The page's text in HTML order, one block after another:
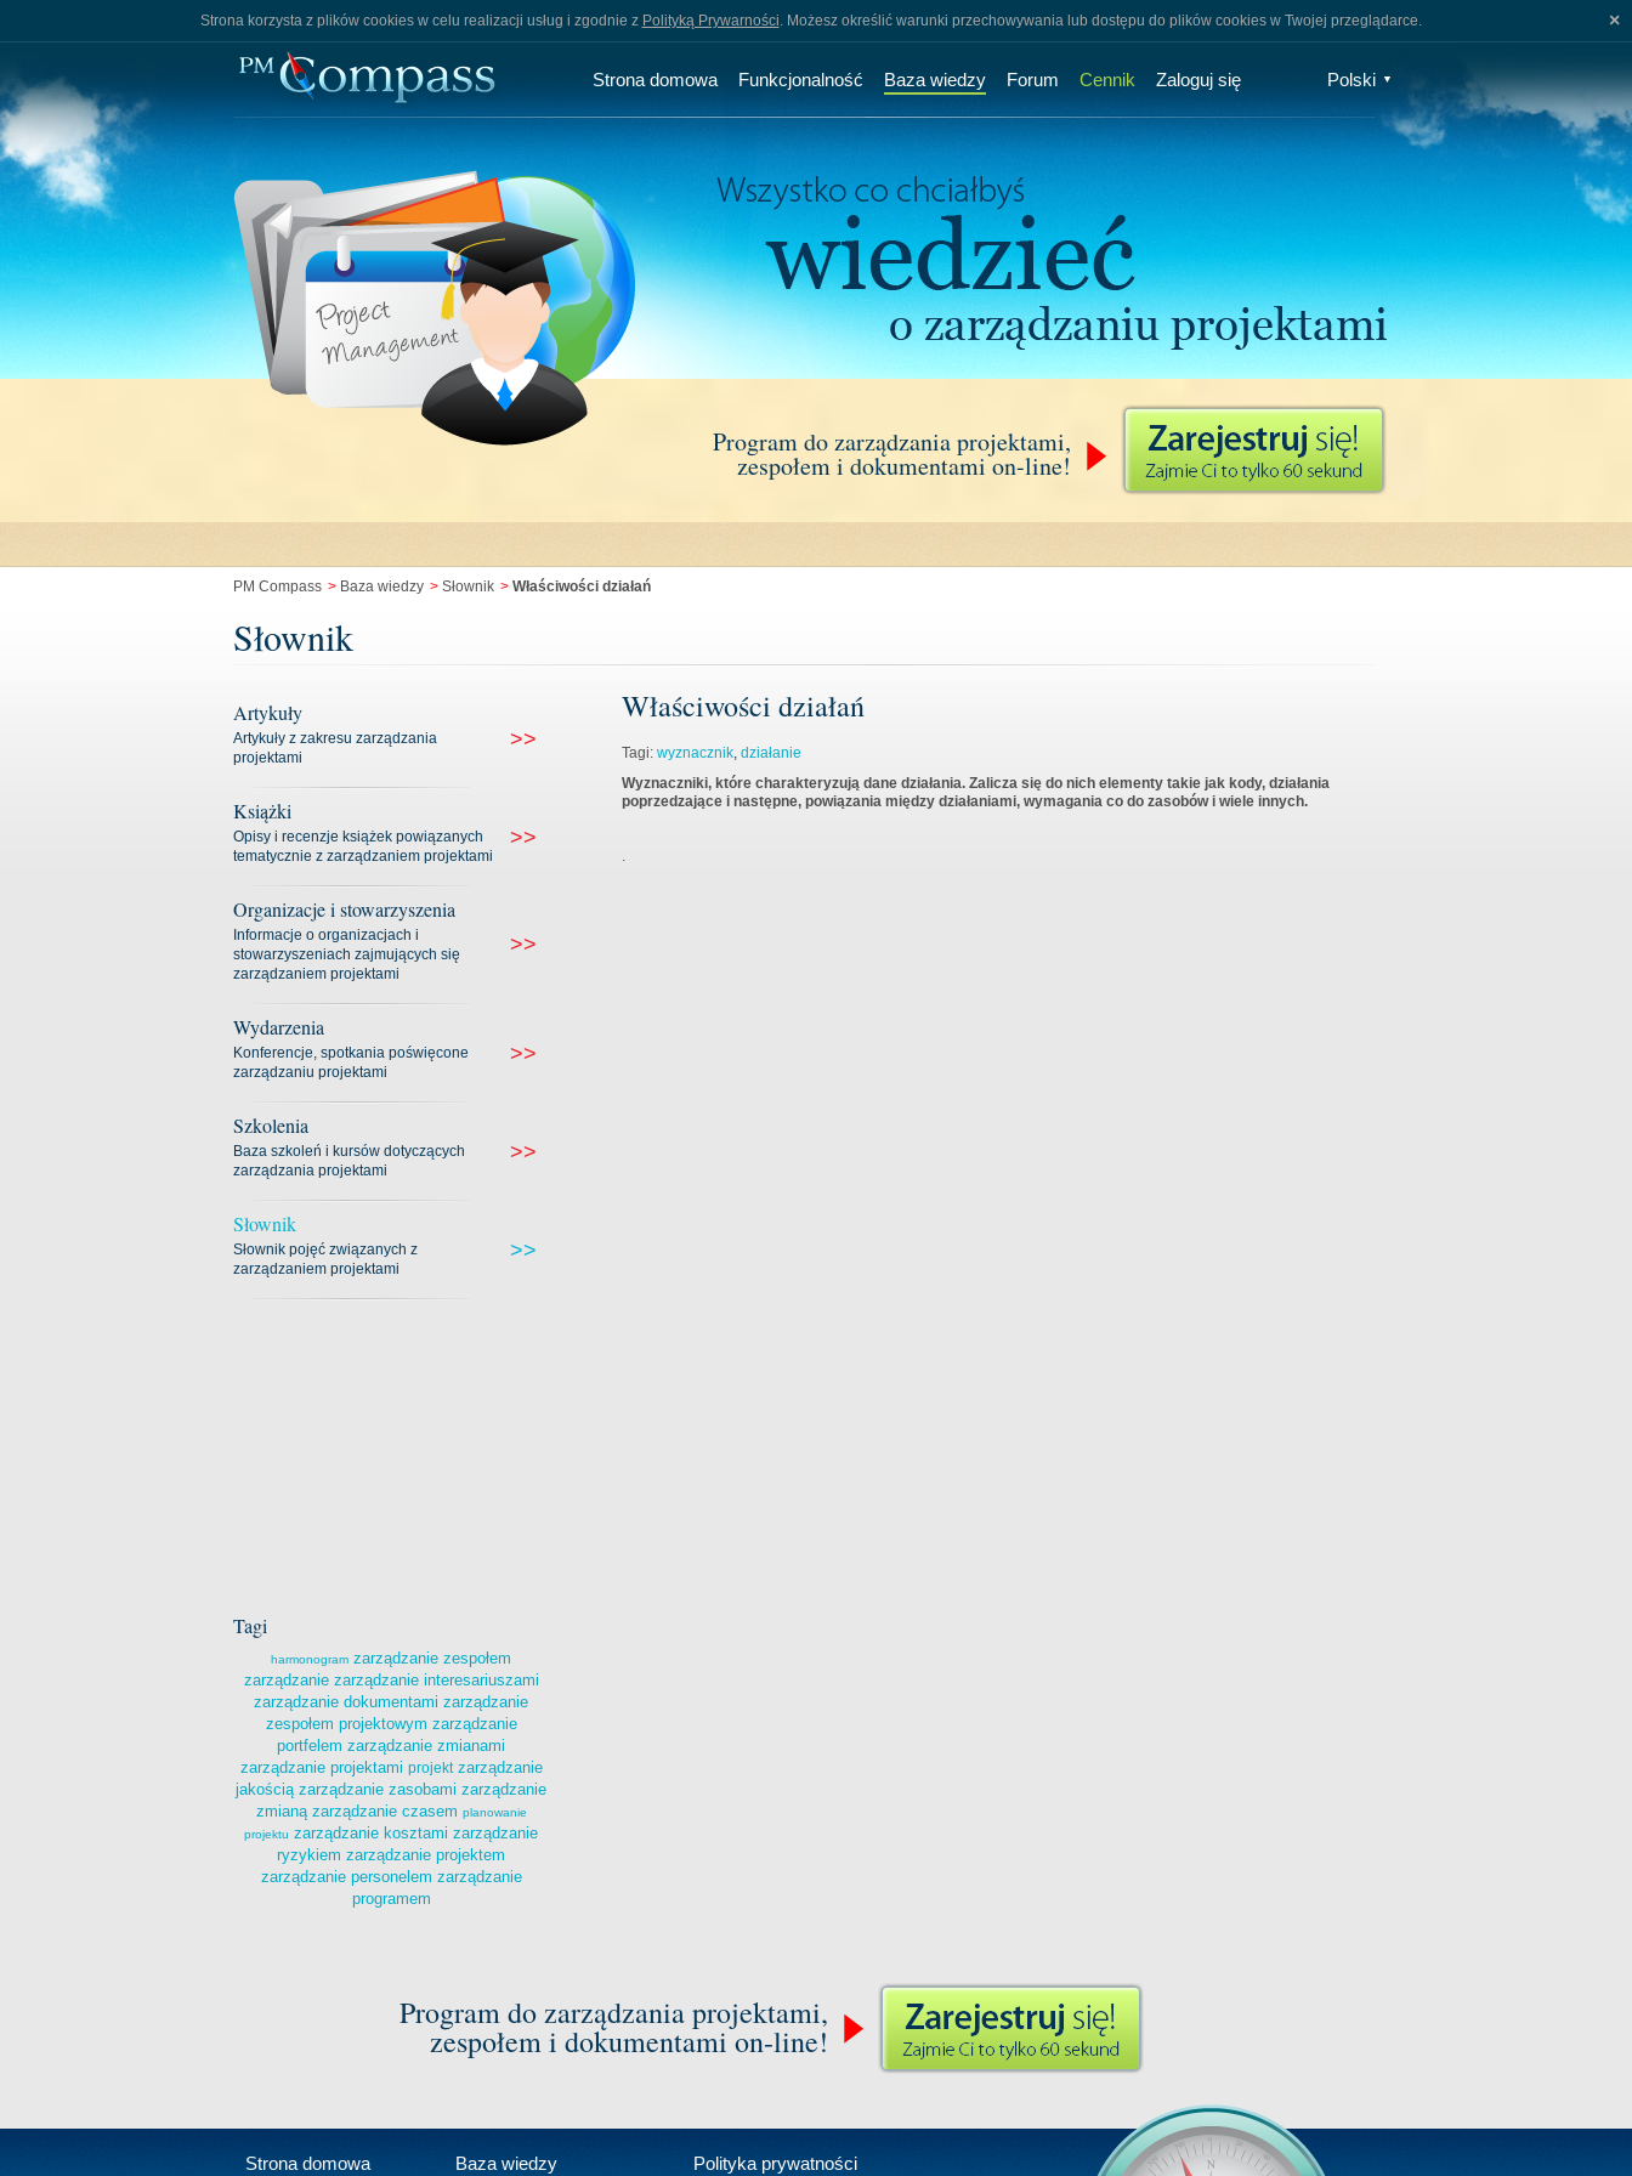
×
Strona korzysta z plików cookies w celu realizacji usług i zgodnie z Polityką Prywarności. Możesz określić warunki przechowywania lub dostępu do plików cookies w Twojej przeglądarce.
Strona domowa Funkcjonalność Baza wiedzy Forum Cennik Zaloguj się Polski ▼
Program do zarządzania projektami,
zespołem i dokumentami on-line!
PM Compass > Baza wiedzy > Słownik > Właściwości działań
Słownik
Artykuły
Artykuły z zakresu zarządzania
projektami
>>
Książki
Opisy i recenzje książek powiązanych
tematycznie z zarządzaniem projektami
>>
Organizacje i stowarzyszenia
Informacje o organizacjach i
stowarzyszeniach zajmujących się
zarządzaniem projektami
>>
Wydarzenia
Konferencje, spotkania poświęcone
zarządzaniu projektami
>>
Szkolenia
Baza szkoleń i kursów dotyczących
zarządzania projektami
>>
Słownik
Słownik pojęć związanych z
zarządzaniem projektami
>>
Tagi
harmonogram zarządzanie zespołem
zarządzanie zarządzanie interesariuszami
zarządzanie dokumentami zarządzanie
zespołem projektowym zarządzanie
portfelem zarządzanie zmianami
zarządzanie projektami projekt zarządzanie
jakością zarządzanie zasobami zarządzanie
zmianą zarządzanie czasem planowanie
projektu zarządzanie kosztami zarządzanie
ryzykiem zarządzanie projektem
zarządzanie personelem zarządzanie
programem
Właściwości działań
Tagi: wyznacznik, działanie
Wyznaczniki, które charakteryzują dane działania. Zalicza się do nich elementy takie jak kody, działania
poprzedzające i następne, powiązania między działaniami, wymagania co do zasobów i wiele innych.
.
Program do zarządzania projektami,
zespołem i dokumentami on-line!
Strona domowa Baza wiedzy Polityka prywatności